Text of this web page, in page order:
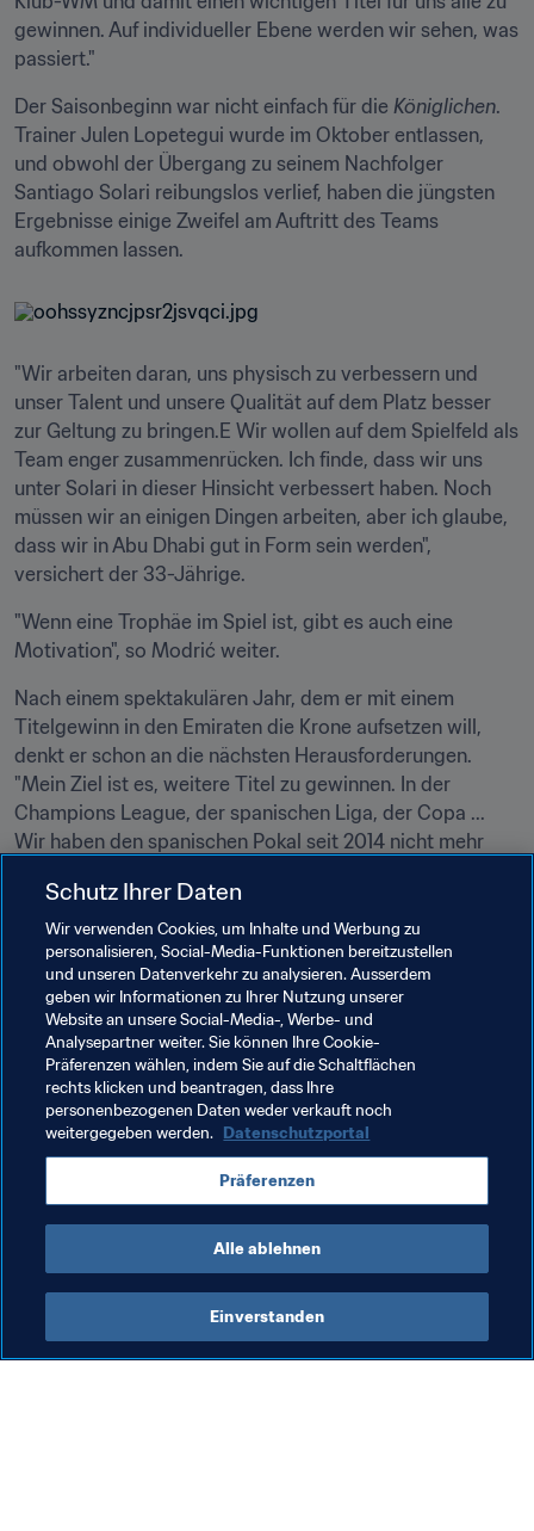
gewinnen. Auf individueller Ebene werden wir sehen, was
passiert."
Der Saisonbeginn war nicht einfach für die Königlichen.
Trainer Julen Lopetegui wurde im Oktober entlassen,
und obwohl der Übergang zu seinem Nachfolger
Santiago Solari reibungslos verlief, haben die jüngsten
Ergebnisse einige Zweifel am Auftritt des Teams
aufkommen lassen.
"Wir arbeiten daran, uns physisch zu verbessern und
unser Talent und unsere Qualität auf dem Platz besser
zur Geltung zu bringen.E Wir wollen auf dem Spielfeld als
Team enger zusammenrücken. Ich finde, dass wir uns
unter Solari in dieser Hinsicht verbessert haben. Noch
müssen wir an einigen Dingen arbeiten, aber ich glaube,
dass wir in Abu Dhabi gut in Form sein werden",
versichert der 33-Jährige.
"Wenn eine Trophäe im Spiel ist, gibt es auch eine
Motivation", so Modrić weiter.
Nach einem spektakulären Jahr, dem er mit einem
Titelgewinn in den Emiraten die Krone aufsetzen will,
denkt er schon an die nächsten Herausforderungen.
"Mein Ziel ist es, weitere Titel zu gewinnen. In der
Champions League, der spanischen Liga, der Copa ...
Wir haben den spanischen Pokal seit 2014 nicht mehr
einmal gewinnen ... Ich strebe bei jedem Turnier, an dem
ich teilnehme, nach dem Titelgewinn. Ich bin noch immer
hoch motiviert und werde hart arbeiten, um mich auf
einem Niveau zu präsentieren, auf dem ich dem Team
nützlich sein kann."
Verwandte Themen
Turniere
Schutz Ihrer Daten
Wir verwenden Cookies, um Inhalte und Werbung zu
personalisieren, Social-Media-Funktionen bereitzustellen
und unseren Datenverkehr zu analysieren. Ausserdem
geben wir Informationen zu Ihrer Nutzung unserer
Website an unsere Social-Media-, Werbe- und
Analysepartner weiter. Sie können Ihre Cookie-
Präferenzen wählen, indem Sie auf die Schaltflächen
rechts klicken und beantragen, dass Ihre
personenbezogenen Daten weder verkauft noch
weitergegeben werden. Datenschutzportal
Präferenzen
Alle ablehnen
Einverstanden